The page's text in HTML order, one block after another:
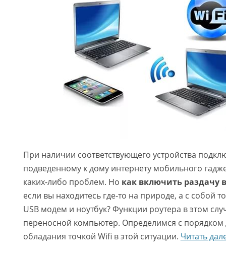
При наличии соответствующего устройства
подведенному к дому интернету мобильного
каких-либо проблем. Но как включить раздачу
если вы находитесь где-то на природе, а с собой
USB модем и ноутбук? Функции роутера в этом
переносной компьютер. Определимся с порядком
обладания точкой Wifi в этой ситуации. Читать